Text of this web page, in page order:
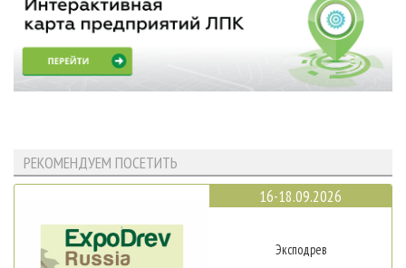
РЕКОМЕНДУЕМ ПОСЕТИТЬ
16-18.09.2026
Эксподрев